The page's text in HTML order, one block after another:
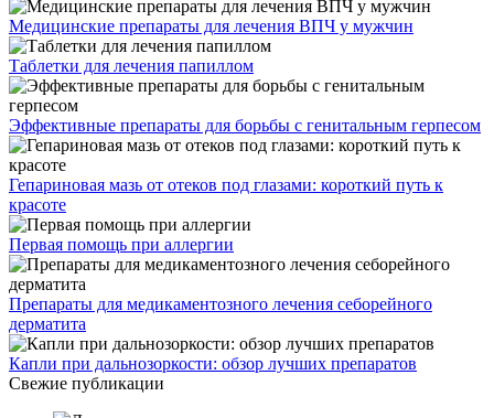
Медицинские препараты для лечения ВПЧ у мужчин
Таблетки для лечения папиллом
Эффективные препараты для борьбы с генитальным герпесом
Гепариновая мазь от отеков под глазами: короткий путь к
красоте
Первая помощь при аллергии
Препараты для медикаментозного лечения себорейного
дерматита
Капли при дальнозоркости: обзор лучших препаратов
Свежие публикации